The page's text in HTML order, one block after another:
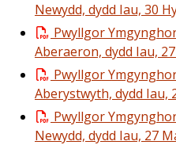
Newydd, dydd Iau, 30
Pwyllgor
Aberaeron, dydd Iau,
Pwyllgor
Aberystwyth, dydd Iau,
Pwyllgor
Newydd, dydd Iau, 27